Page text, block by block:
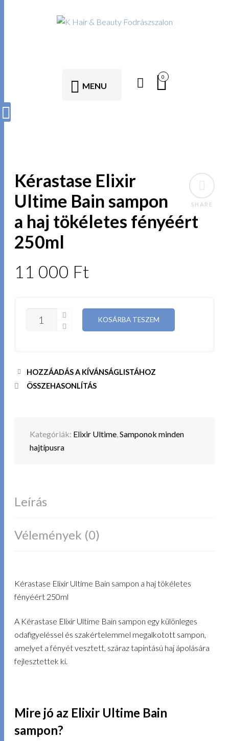
MENU
0
SHARE
Kérastase Elixir
Ultime Bain sampon
a haj tökéletes fényéért
250ml
11 000 Ft
KÉRASTASE
ELIXIR
HAJ
TÖKÉLETES
FÉNYÉÉRT
KOSÁRBA TESZEM
HOZZÁADÁS A KÍVÁNSÁGLISTÁHOZ
ÖSSZEHASONLÍTÁS
Kategóriák: Elixir Ultime,Samponok minden
hajtípusra
Leírás
Vélemények (0)
Kérastase Elixir Ultime Bain sampon a haj tökéletes
fényéért 250ml
A Kérastase Elixir Ultime Bain sampon egy különleges
odafigyeléssel és szakértelemmel megalkotott sampon,
amelyet a fényét vesztett, száraz tapintású haj ápolására
fejlesztettek ki.
Mire jó az Elixir Ultime Bain
sampon?